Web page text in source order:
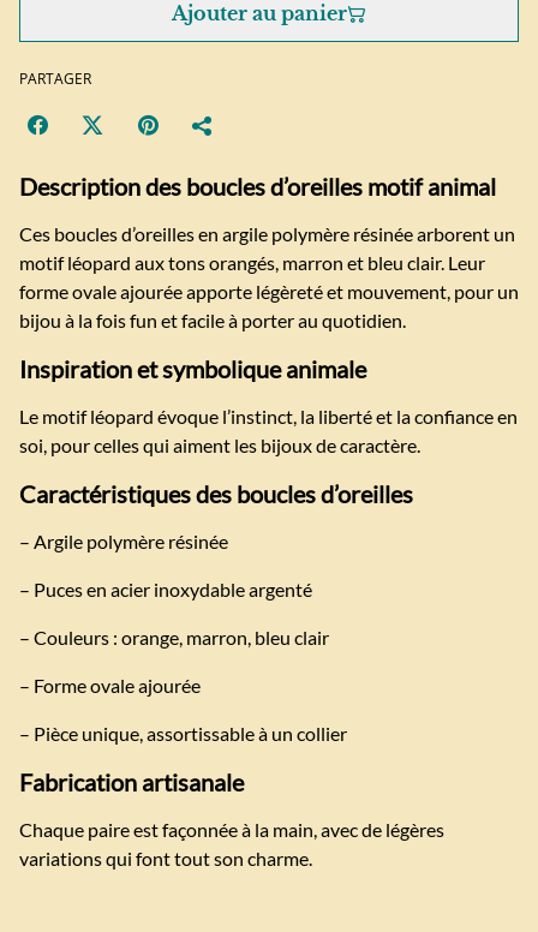
Ajouter au panier
PARTAGER
Description des boucles d’oreilles motif animal
Ces boucles d’oreilles en argile polymère résinée arborent un
motif léopard aux tons orangés, marron et bleu clair. Leur
forme ovale ajourée apporte légèreté et mouvement, pour un
bijou à la fois fun et facile à porter au quotidien.
Inspiration et symbolique animale
Le motif léopard évoque l’instinct, la liberté et la confiance en
soi, pour celles qui aiment les bijoux de caractère.
Caractéristiques des boucles d’oreilles
– Argile polymère résinée
– Puces en acier inoxydable argenté
– Couleurs : orange, marron, bleu clair
– Forme ovale ajourée
– Pièce unique, assortissable à un collier
Fabrication artisanale
Chaque paire est façonnée à la main, avec de légères
variations qui font tout son charme.